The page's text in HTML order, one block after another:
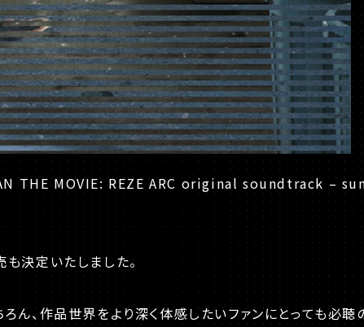
MAN THE MOVIE: REZE ARC original soundtrack –
決定いたしました。
、作品世界をより深く体感したいファンにとっても必聴